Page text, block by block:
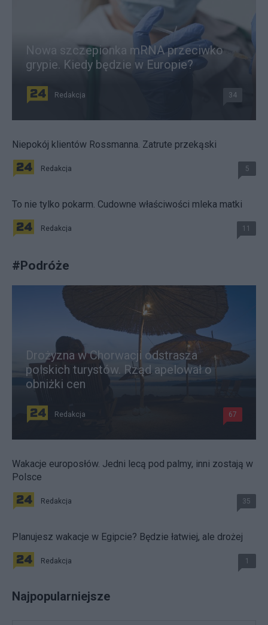
Nowa szczepionka mRNA przeciwko
grypie. Kiedy będzie w Europie?
Redakcja 34
Niepokój klientów Rossmanna. Zatrute przekąski
Redakcja 5
To nie tylko pokarm. Cudowne właściwości mleka matki
Redakcja 11
#Podróże
Drożyzna w Chorwacji odstrasza
polskich turystów. Rząd apelował o
obniżki cen
Redakcja 67
Wakacje europosłów. Jedni lecą pod palmy, inni zostają w
Polsce
Redakcja 35
Planujesz wakacje w Egipcie? Będzie łatwiej, ale drożej
Redakcja 1
Najpopularniejsze